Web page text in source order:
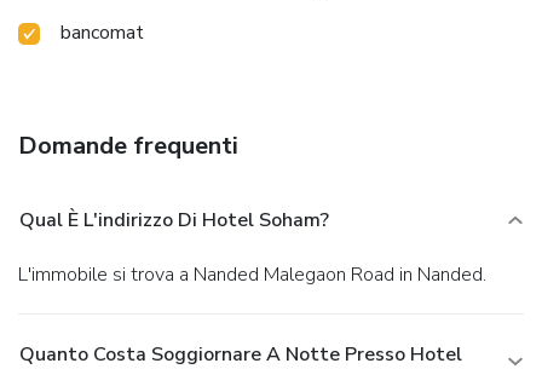
bancomat
Domande frequenti
Qual È L'indirizzo Di Hotel Soham?
L'immobile si trova a Nanded Malegaon Road in Nanded.
Quanto Costa Soggiornare A Notte Presso Hotel